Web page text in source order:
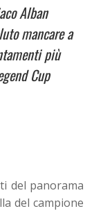
Alban
mancare a
più
Cup
del panorama
del campione